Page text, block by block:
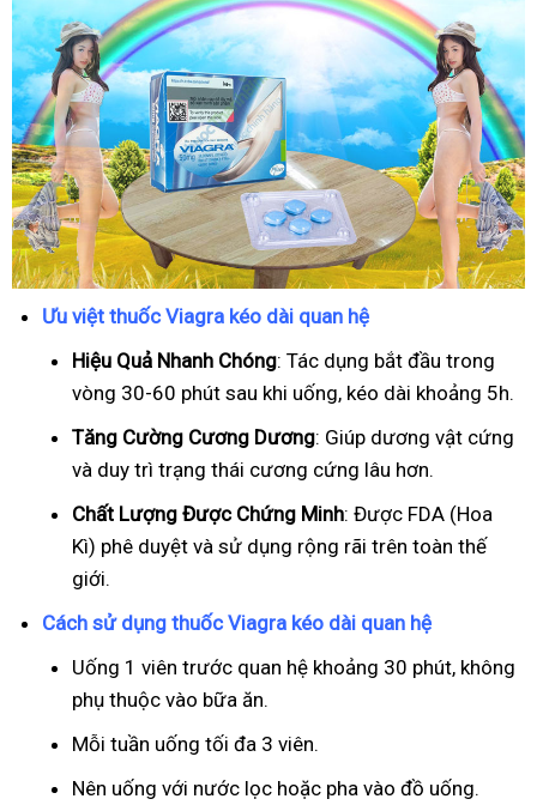
Ưu việt thuốc Viagra kéo dài quan hệ
Hiệu Quả Nhanh Chóng: Tác dụng bắt đầu trong
vòng 30-60 phút sau khi uống, kéo dài khoảng 5h.
Tăng Cường Cương Dương: Giúp dương vật cứng
và duy trì trạng thái cương cứng lâu hơn.
Chất Lượng Được Chứng Minh: Được FDA (Hoa
Kì) phê duyệt và sử dụng rộng rãi trên toàn thế
giới.
Cách sử dụng thuốc Viagra kéo dài quan hệ
Uống 1 viên trước quan hệ khoảng 30 phút, không
phụ thuộc vào bữa ăn.
Mỗi tuần uống tối đa 3 viên.
Nên uống với nước lọc hoặc pha vào đồ uống.